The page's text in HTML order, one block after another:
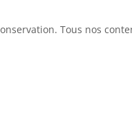
Tous nos